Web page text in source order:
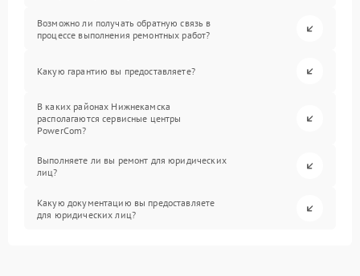
Возможно ли получать обратную связь в
процессе выполнения ремонтных работ?
Какую гарантию вы предоставляете?
В каких районах Нижнекамска
располагаются сервисные центры
PowerCom?
Выполняете ли вы ремонт для юридических
лиц?
Какую документацию вы предоставляете
для юридических лиц?